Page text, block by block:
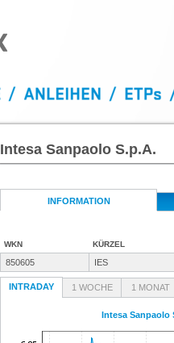
Intesa Sanpaolo S.p.A.
INFORMATION
WKN KÜRZEL
850605 IES
INTRADAY 1 WOCHE 1 MONAT
Intesa Sanpaolo